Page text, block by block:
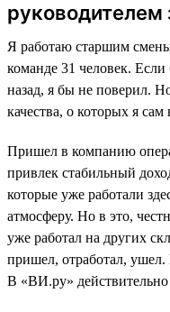
руководителем
Я работаю старшим
команде 31 человек.
назад, я бы не поверил.
качества, о которых я сам
Пришел в компанию
привлек стабильный
которые уже работали
атмосферу. Но в это,
уже работал на других
пришел, отработал, ушел.
В «ВИ.ру»